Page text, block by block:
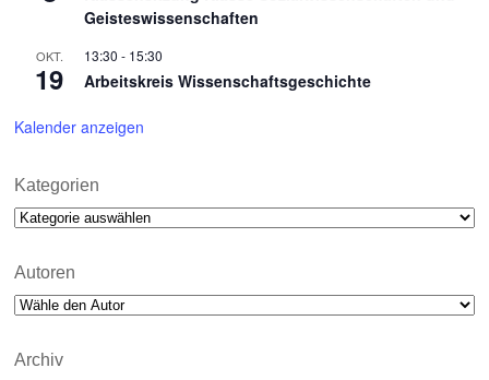
Geisteswissenschaften
OKT.
19
13:30 - 15:30
Arbeitskreis Wissenschaftsgeschichte
Kalender anzeigen
Kategorien
Kategorien
Autoren
Archiv